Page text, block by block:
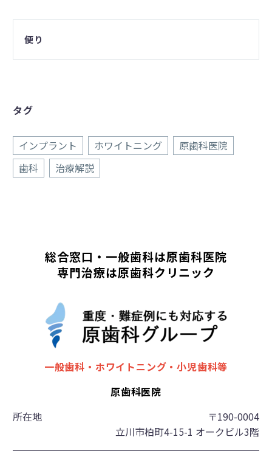
便り
タグ
インプラント ホワイトニング
原歯科医院
歯科
治療解説
総合窓口・一般歯科は原歯科医院
専門治療は原歯科クリニック
一般歯科・ホワイトニング・小児歯科等
原歯科医院
所在地
〒190-0004
立川市柏町4-15-1 オークビル3階